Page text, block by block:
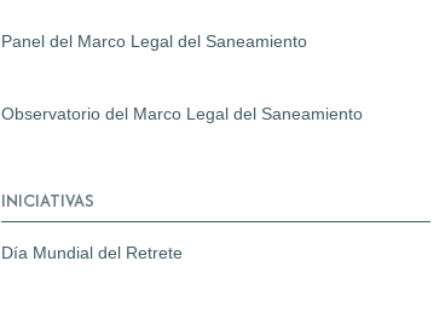
Panel del Marco Legal del Saneamiento
Observatorio del Marco Legal del Saneamiento
INICIATIVAS
Día Mundial del Retrete